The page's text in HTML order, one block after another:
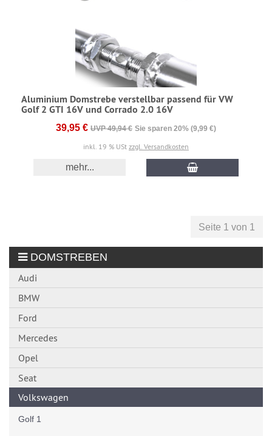
Aluminium Domstrebe verstellbar passend für VW
Golf 2 GTI 16V und Corrado 2.0 16V
39,95 € UVP 49,94 € Sie sparen 20% (9,99 €)
inkl. 19 % USt zzgl. Versandkosten
mehr...
Seite 1 von 1
DOMSTREBEN
Audi
BMW
Ford
Mercedes
Opel
Seat
Volkswagen
Golf 1